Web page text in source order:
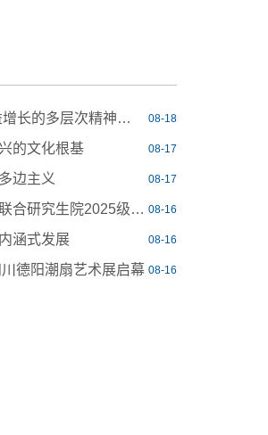
08-18
“不断满足人民群众日益增长的多层次精神文化需求”
08-17
的文化根基
08-17
边主义
08-16
尼山中华优秀传统文化联合研究生院2025级中华优秀传统文化专项研究生研修活动启动
08-16
涵式发展
08-16
德阳潮扇艺术展启幕